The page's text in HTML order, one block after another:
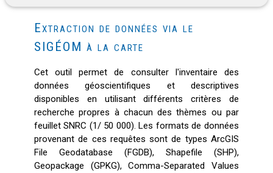
Extraction de données via le
SIGÉOM à la carte
Cet outil permet de consulter l'inventaire des
données géoscientifiques et descriptives
disponibles en utilisant différents critères de
recherche propres à chacun des thèmes ou par
feuillet SNRC (1/ 50 000). Les formats de données
provenant de ces requêtes sont de types ArcGIS
File Geodatabase (FGDB), Shapefile (SHP),
Geopackage (GPKG), Comma-Separated Values